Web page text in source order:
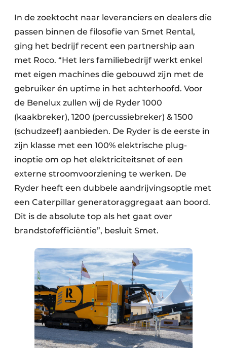
In de zoektocht naar leveranciers en dealers die
passen binnen de filosofie van Smet Rental,
ging het bedrijf recent een partnership aan
met Roco. “Het Iers familiebedrijf werkt enkel
met eigen machines die gebouwd zijn met de
gebruiker én uptime in het achterhoofd. Voor
de Benelux zullen wij de Ryder 1000
(kaakbreker), 1200 (percussiebreker) & 1500
(schudzeef) aanbieden. De Ryder is de eerste in
zijn klasse met een 100% elektrische plug-
inoptie om op het elektriciteitsnet of een
externe stroomvoorziening te werken. De
Ryder heeft een dubbele aandrijvingsoptie met
een Caterpillar generatoraggregaat aan boord.
Dit is de absolute top als het gaat over
brandstofefficiëntie”, besluit Smet.